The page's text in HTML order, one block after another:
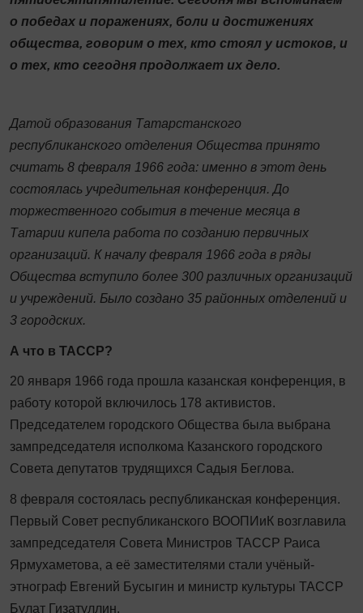
о победах и поражениях, боли и достижениях
общества, говорим о тех, кто стоял у истоков, и
о тех, кто сегодня продолжает их дело.
Датой образования Татарстанского
республиканского отделения Общества принято
считать 8 февраля 1966 года: именно в этот день
состоялась учредительная конференция. До
торжественного события в течение месяца в
Татарии кипела работа по созданию первичных
организаций. К началу февраля 1966 года в ряды
Общества вступило более 300 различных организаций
и учреждений. Было создано 35 районных отделений и
3 городских.
А что в ТАССР?
20 января 1966 года прошла казанская конференция, в
работу которой включилось 178 активистов.
Председателем городского Общества была выбрана
зампредседателя исполкома Казанского городского
Совета депутатов трудящихся Садыя Беглова.
8 февраля состоялась республиканская конференция.
Первый Со­вет республиканского ВООПИиК возглавила
зампредседателя Совета Министров ТАССР Раиса
Ярмухаметова, а её заместителями стали учёный-
этнограф Евгений Бусыгин и министр культуры ТАССР
Булат Гизатуллин.